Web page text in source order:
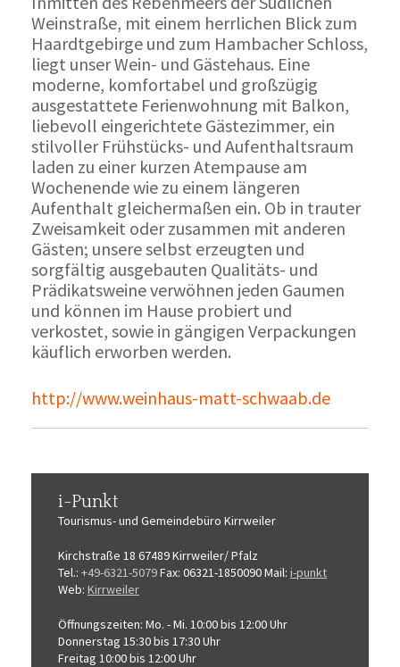
Weinstraße, mit einem herrlichen Blick zum
Haardtgebirge und zum Hambacher Schloss,
liegt unser Wein- und Gästehaus. Eine
moderne, komfortabel und großzügig
ausgestattete Ferienwohnung mit Balkon,
liebevoll eingerichtete Gästezimmer, ein
stilvoller Frühstücks- und Aufenthaltsraum
laden zu einer kurzen Atempause am
Wochenende wie zu einem längeren
Aufenthalt gleichermaßen ein. Ob in trauter
Zweisamkeit oder zusammen mit anderen
Gästen; unsere selbst erzeugten und
sorgfältig ausgebauten Qualitäts- und
Prädikatsweine verwöhnen jeden Gaumen
und können im Hause probiert und
verkostet, sowie in gängigen Verpackungen
käuflich erworben werden.
http://www.weinhaus-matt-schwaab.de
i-Punkt
Tourismus-und Gemeindebüro Kirrweiler
Kirchstraße 18 67489 Kirrweiler/ Pfalz
Tel.: +49-6321-5079Fax: 06321-1850090Mail: i-punkt
Web: Kirrweiler
Öffnungszeiten: Mo. - Mi. 10:00 bis 12:00 Uhr
Donnerstag 15:30 bis 17:30 Uhr
Freitag 10:00 bis 12:00 Uhr